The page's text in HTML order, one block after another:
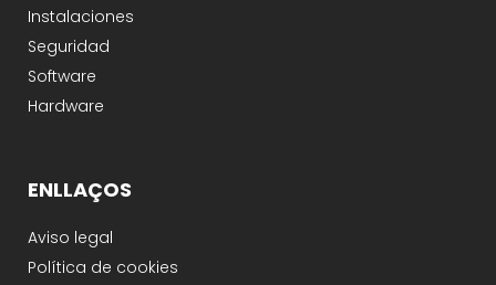
Instalaciones
Seguridad
Software
Hardware
ENLLAÇOS
Aviso legal
Política de cookies